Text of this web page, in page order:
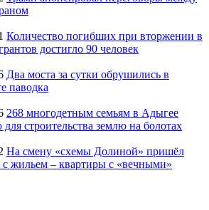
Количество погибших при вторжении в
достигло 90 человек
Два моста за сутки обрушились в
паводка
268 многодетным семьям в Адыгее
строительства землю на болотах
На смену «схемы Долиной» пришёл
жильем – квартиры с «вечными»